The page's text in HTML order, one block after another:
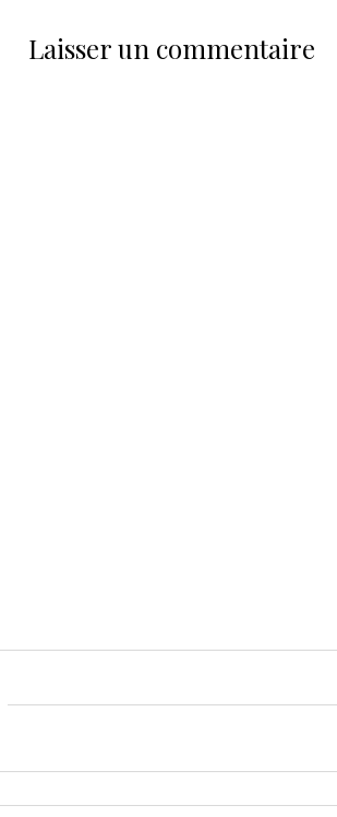
Laisser un commentaire